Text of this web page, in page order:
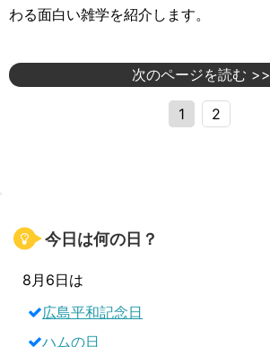
わる面白い雑学を紹介します。
次のページを読む >>
1 2
今日は何の日？
8月6日は
広島平和記念日
ハムの日